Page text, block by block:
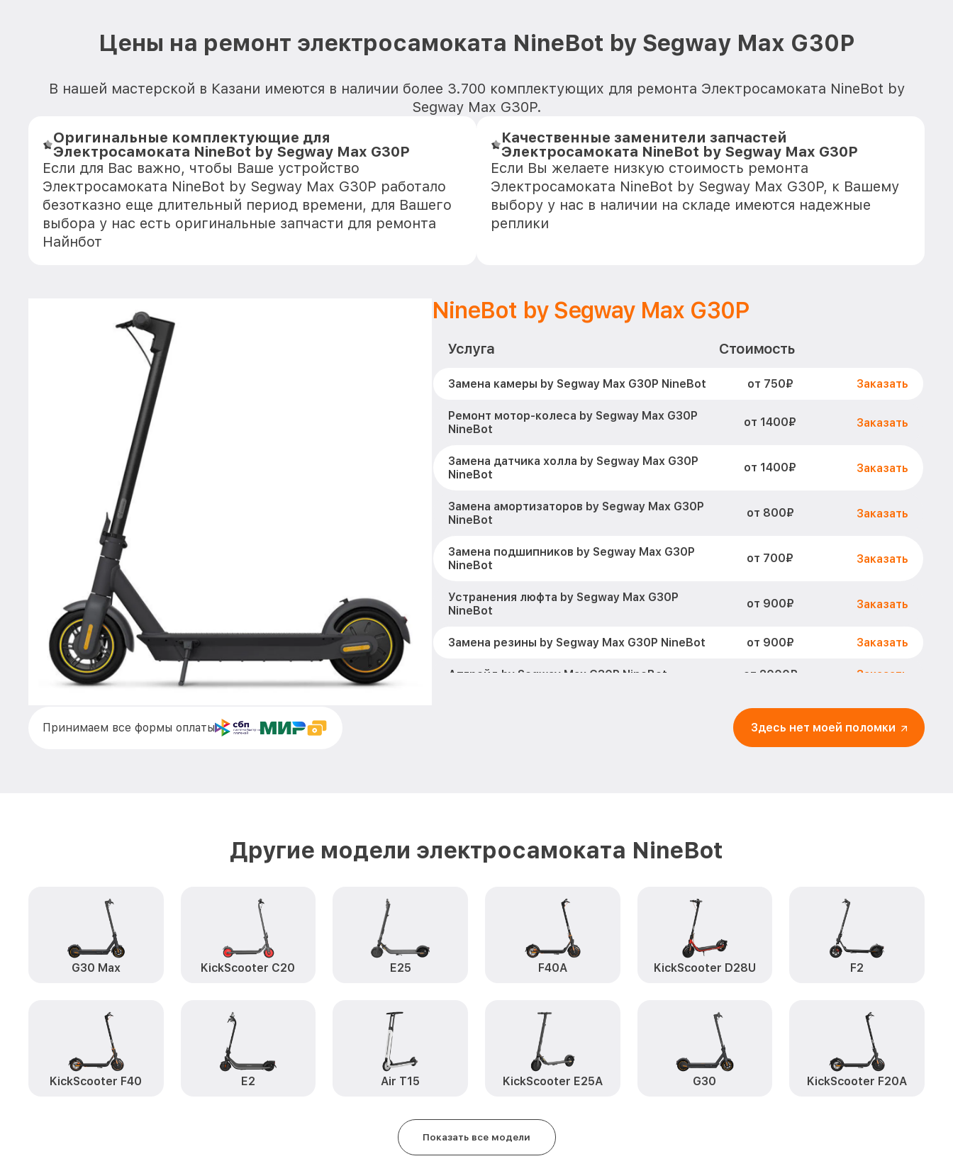
Цены на ремонт электросамоката NineBot by Segway Max G30P
В нашей мастерской в Казани имеются в наличии более 3.700 комплектующих для ремонта Электросамоката NineBot by
Segway Max G30P.
Оригинальные комплектующие для
Электросамоката NineBot by Segway Max G30P
Если для Вас важно, чтобы Ваше устройство
Электросамоката NineBot by Segway Max G30P работало
безотказно еще длительный период времени, для Вашего
выбора у нас есть оригинальные запчасти для ремонта
Найнбот
Качественные заменители запчастей
Электросамоката NineBot by Segway Max G30P
Если Вы желаете низкую стоимость ремонта
Электросамоката NineBot by Segway Max G30P, к Вашему
выбору у нас в наличии на складе имеются надежные
реплики
NineBot by Segway Max G30P
Услуга Стоимость
Замена камеры by Segway Max G30P NineBot от 750₽ Заказать
Ремонт мотор-колеса by Segway Max G30P
NineBot
от 1400₽ Заказать
Замена датчика холла by Segway Max G30P
NineBot
от 1400₽ Заказать
Замена амортизаторов by Segway Max G30P
NineBot
от 800₽ Заказать
Замена подшипников by Segway Max G30P
NineBot
от 700₽ Заказать
Устранения люфта by Segway Max G30P
NineBot
от 900₽ Заказать
Замена резины by Segway Max G30P NineBot от 900₽ Заказать
Апгрейд by Segway Max G30P NineBot от 2000₽ Заказать
от 400₽ Заказать
by Segway Max G30P NineBot
Замена подсветки by Segway Max G30P
Восстановление после попадания влаги by
Segway Max G30P NineBot
Заказать
Принимаем все формы оплаты Здесь нет моей поломки
Другие модели электросамоката NineBot
G30 Max KickScooter C20 E25 F40A KickScooter D28U F2
KickScooter F40 E2 Air T15 KickScooter E25A G30 KickScooter F20A
Показать все модели